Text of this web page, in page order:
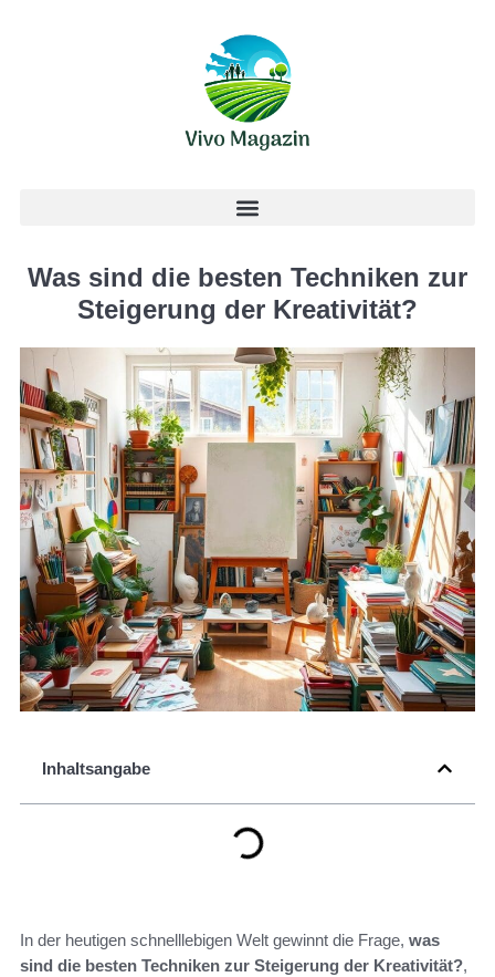
Was sind die besten Techniken zur
Steigerung der Kreativität?
Inhaltsangabe
In der heutigen schnelllebigen Welt gewinnt die Frage, was
sind die besten Techniken zur Steigerung der Kreativität?,